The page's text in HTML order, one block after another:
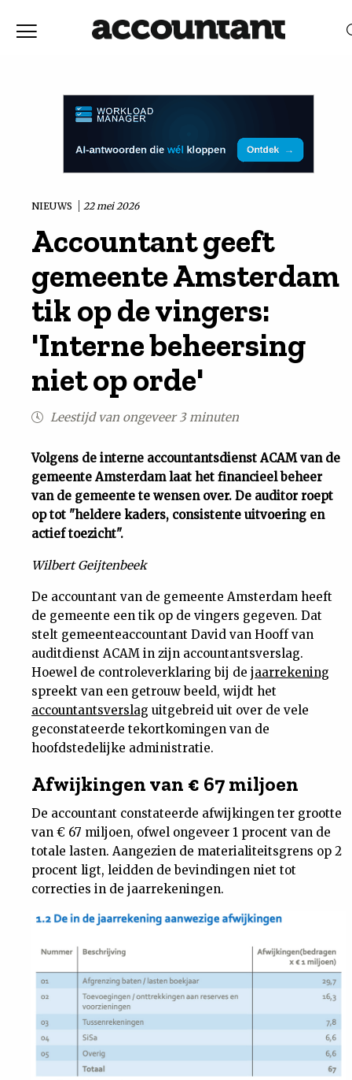
Vaktechniek
Achtergrond
Uit
Feiten
Cijfers
Magazine
Podcast
Dossiers
Nieuwsbrief
NIEUWS 22 mei 2026
Accountant geeft
gemeente Amsterdam
tik op de vingers:
'Interne beheersing
niet op orde'
Leestijd van ongeveer 3 minuten
Volgens de interne accountantsdienst ACAM van de
gemeente Amsterdam laat het financieel beheer
van de gemeente te wensen over. De auditor roept
op tot "heldere kaders, consistente uitvoering en
actief toezicht".
Wilbert Geijtenbeek
De accountant van de gemeente Amsterdam heeft
de gemeente een tik op de vingers gegeven. Dat
stelt gemeenteaccountant David van Hooff van
auditdienst ACAM in zijn accountantsverslag.
Hoewel de controleverklaring bij de jaarrekening
spreekt van een getrouw beeld, wijdt het
accountantsverslag uitgebreid uit over de vele
geconstateerde tekortkomingen van de
hoofdstedelijke administratie.
Afwijkingen van € 67 miljoen
De accountant constateerde afwijkingen ter grootte
van € 67 miljoen, ofwel ongeveer 1 procent van de
totale lasten. Aangezien de materialiteitsgrens op 2
procent ligt, leidden de bevindingen niet tot
correcties in de jaarrekeningen.